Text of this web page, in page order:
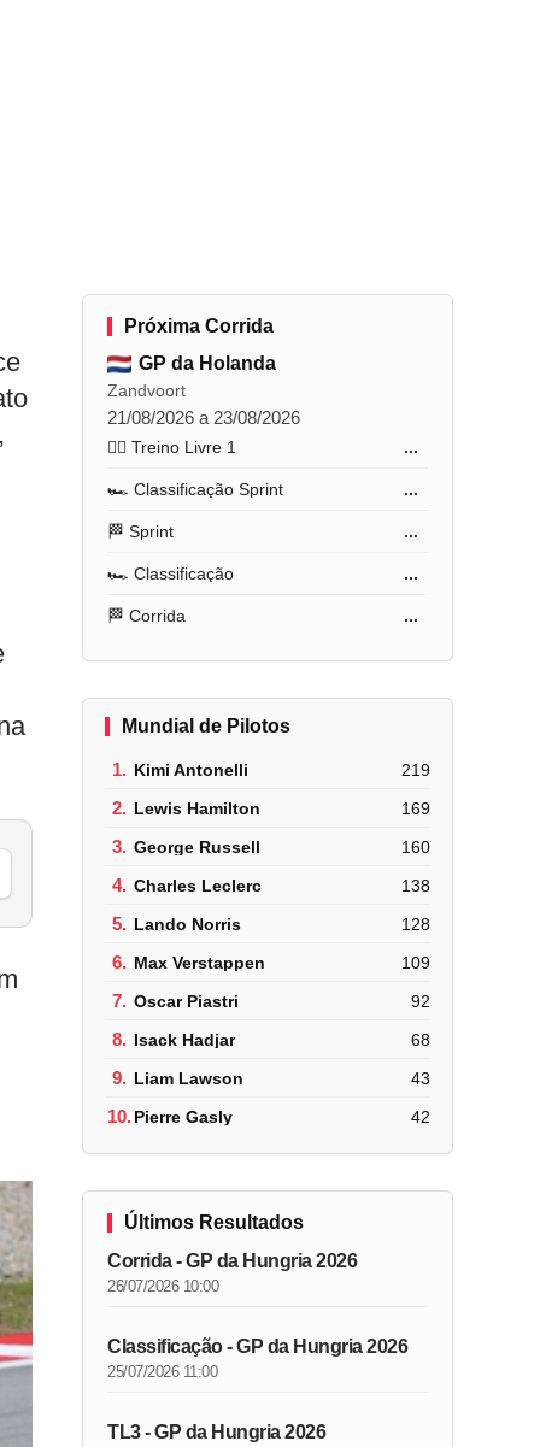
Próxima Corrida
GP da Holanda
Zandvoort
21/08/2026 a 23/08/2026
🏋️‍♂️ Treino Livre 1 ...
🏎️ Classificação Sprint ...
🏁 Sprint ...
🏎️ Classificação ...
🏁 Corrida ...
Mundial de Pilotos
1. Kimi Antonelli 219
2. Lewis Hamilton 169
3. George Russell 160
4. Charles Leclerc 138
5. Lando Norris 128
6. Max Verstappen 109
7. Oscar Piastri 92
8. Isack Hadjar 68
9. Liam Lawson 43
10.Pierre Gasly 42
Últimos Resultados
Corrida - GP da Hungria 2026
26/07/2026 10:00
Classificação - GP da Hungria 2026
25/07/2026 11:00
TL3 - GP da Hungria 2026